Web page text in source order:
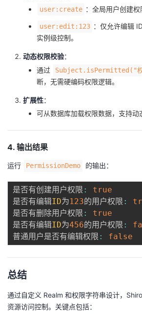
user:create ：全局用户创建权
user:edit:123 ：仅允许编辑
实例级控制。
动态权限校验：
通过
Subject.isPermitted("权
断，无需硬编码权限逻辑。
扩展性：
可从数据库加载权限数据，支持动
4. 输出结果
运行 PermissionDemo 的输出：
是否有创建用户权限 :
true
是否有编辑ID为123的用户权限 :
是否有删除用户权限 :
true
是否有编辑ID为456的用户权限 :
普通用户是否有编辑权限 : false
总结
通过自定义 Realm 和权限字符串设计，
资源访问控制。关键点包括：